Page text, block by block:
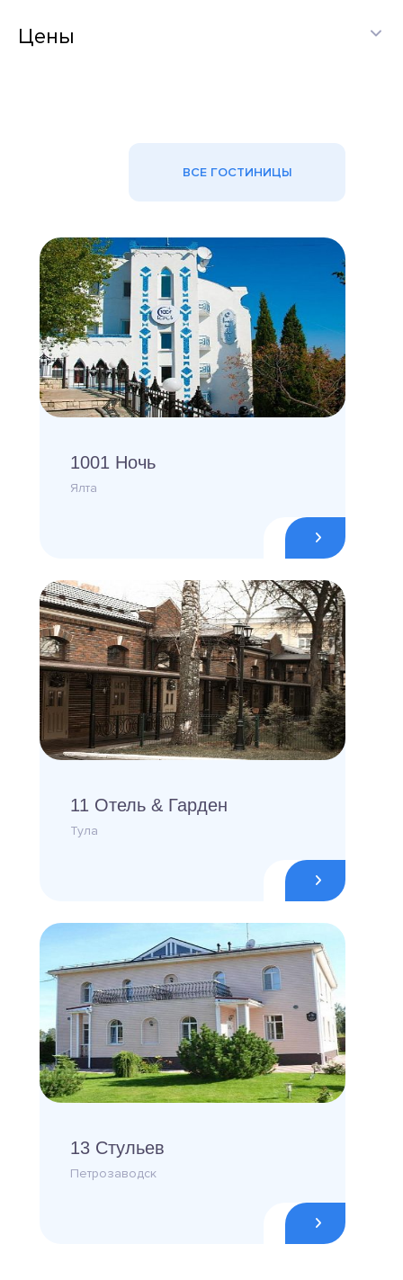
Цены
ВСЕ ГОСТИНИЦЫ
1001 Ночь
Ялта
11 Отель & Гарден
Тула
13 Стульев
Петрозаводск